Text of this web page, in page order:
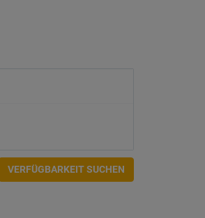
VERFÜGBARKEIT SUCHEN